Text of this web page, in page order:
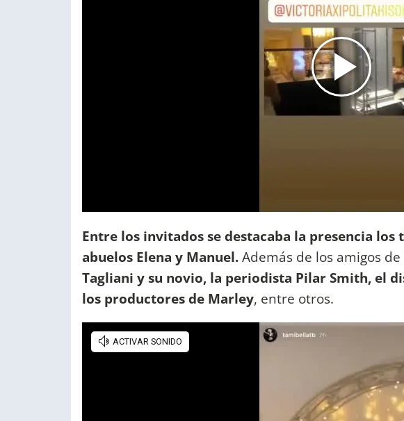
Entre los invitados se destacaba la presencia los
abuelos Elena y Manuel.Además de los amigos
Tagliani y su novio, la periodista Pilar Smith, el
los productores de Marley, entre otros.